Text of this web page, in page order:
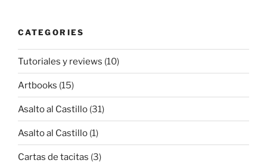
CATEGORIES
Tutoriales y reviews (10)
Artbooks (15)
Asalto al Castillo (31)
Asalto al Castillo (1)
Cartas de tacitas (3)